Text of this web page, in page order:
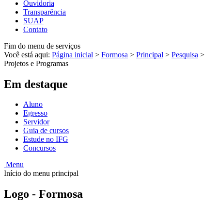
Ouvidoria
Transparência
SUAP
Contato
Fim do menu de serviços
Você está aqui: Página inicial > Formosa > Principal > Pesquisa >
Projetos e Programas
Em destaque
Aluno
Egresso
Servidor
Guia de cursos
Estude no IFG
Concursos
Menu
Início do menu principal
Logo - Formosa